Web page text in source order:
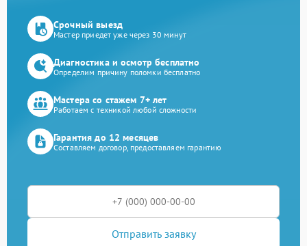
Срочный выезд
Мастер приедет уже через 30 минут
Диагностика и осмотр бесплатно
Определим причину поломки бесплатно
Мастера со стажем 7+ лет
Работаем с техникой любой сложности
Гарантия до 12 месяцев
Составляем договор, предоставляем гарантию
Отправить заявку